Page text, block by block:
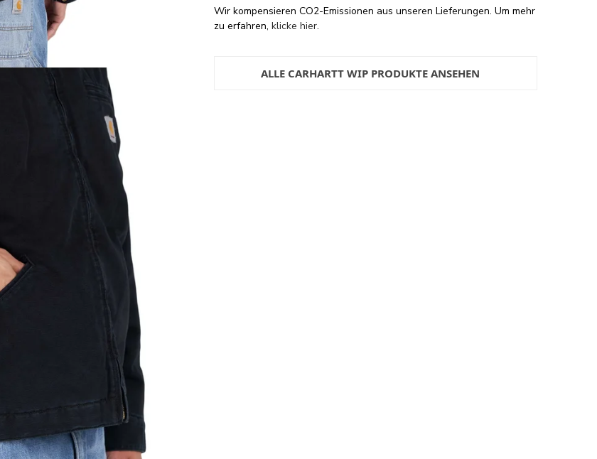
Wir kompensieren CO2-Emissionen aus unseren Lieferungen. Um mehr
zu erfahren,klicke hier.
ALLE CARHARTT WIP PRODUKTE ANSEHEN